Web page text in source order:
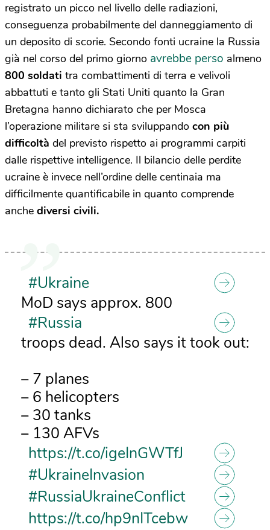
registrato un picco nel livello delle radiazioni,
conseguenza probabilmente del danneggiamento di
un deposito di scorie. Secondo fonti ucraine la Russia
già nel corso del primo giorno avrebbe perso almeno
800 soldati tra combattimenti di terra e velivoli
abbattuti e tanto gli Stati Uniti quanto la Gran
Bretagna hanno dichiarato che per Mosca
l’operazione militare si sta sviluppando con più
difficoltà del previsto rispetto ai programmi carpiti
dalle rispettive intelligence. Il bilancio delle perdite
ucraine è invece nell’ordine delle centinaia ma
difficilmente quantificabile in quanto comprende
anche diversi civili.
#Ukraine
MoD says approx. 800
#Russia
troops dead. Also says it took out:
– 7 planes
– 6 helicopters
– 30 tanks
– 130 AFVs
https://t.co/igeInGWTfJ
#UkraineInvasion
#RussiaUkraineConflict
https://t.co/hp9nITcebw